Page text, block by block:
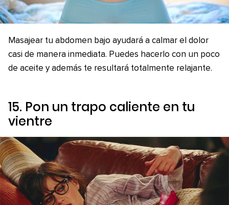
Masajear tu abdomen bajo ayudará a calmar el dolor
casi de manera inmediata. Puedes hacerlo con un poco
de aceite y además te resultará totalmente relajante.
15. Pon un trapo caliente en tu
vientre